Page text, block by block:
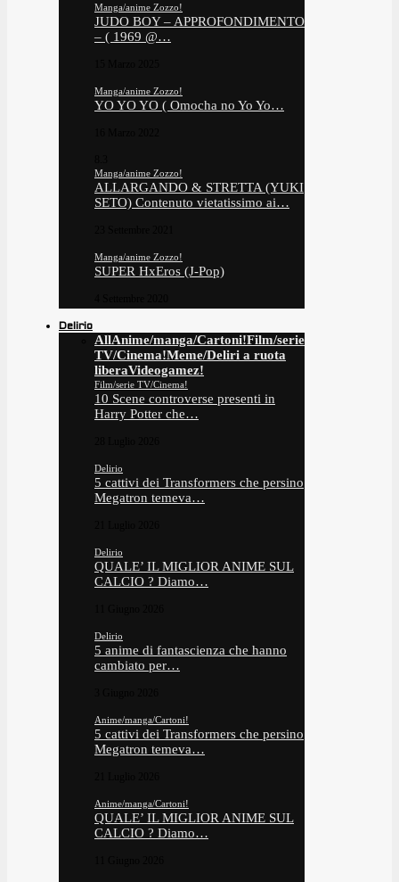
Manga/anime Zozzo!
JUDO BOY – APPROFONDIMENTO
– ( 1969 @…
Manga/anime Zozzo!
YO YO YO ( Omocha no Yo Yo…
Manga/anime Zozzo!
ALLARGANDO & STRETTA (YUKI
SETO) Contenuto vietatissimo ai…
Manga/anime Zozzo!
SUPER HxEros (J-Pop)
Delirio
AllAnime/manga/Cartoni!Film/serie
TV/Cinema!Meme/Deliri a ruota
liberaVideogamez!
Film/serie TV/Cinema!
10 Scene controverse presenti in
Harry Potter che…
Delirio
5 cattivi dei Transformers che persino
Megatron temeva…
Delirio
QUALE’ IL MIGLIOR ANIME SUL
CALCIO ? Diamo…
Delirio
5 anime di fantascienza che hanno
cambiato per…
Anime/manga/Cartoni!
5 cattivi dei Transformers che persino
Megatron temeva…
Anime/manga/Cartoni!
QUALE’ IL MIGLIOR ANIME SUL
CALCIO ? Diamo…